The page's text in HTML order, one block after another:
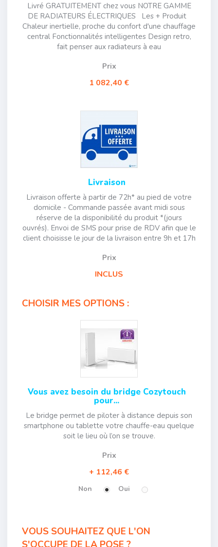
Livré GRATUITEMENT chez vous NOTRE GAMME
DE RADIATEURS ÉLECTRIQUES Les + Produit
Chaleur inertielle, proche du confort d'une chauffage
central Fonctionnalités intelligentes Design retro,
fait penser aux radiateurs à eau
Prix
1 082,40 €
Livraison
Livraison offerte à partir de 72h* au pied de votre
domicile - Commande passée avant midi sous
réserve de la disponibilité du produit *(jours
ouvrés). Envoi de SMS pour prise de RDV afin que le
client choisisse le jour de la livraison entre 9h et 17h
Prix
INCLUS
CHOISIR MES OPTIONS :
Vous avez besoin du bridge Cozytouch
pour...
Le bridge permet de piloter à distance depuis son
smartphone ou tablette votre chauffe-eau quelque
soit le lieu où l’on se trouve.
Prix
112,46 €
Non Oui
VOUS SOUHAITEZ QUE L'ON
S'OCCUPE DE LA POSE ?